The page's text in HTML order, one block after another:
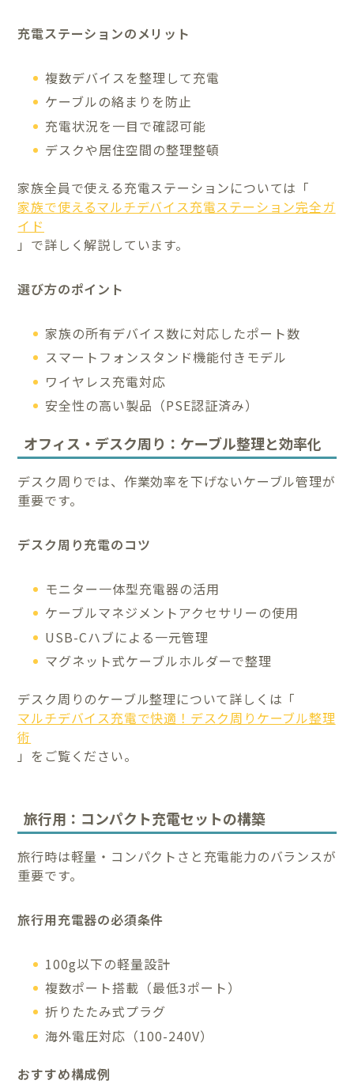
充電ステーションのメリット
複数デバイスを整理して充電
ケーブルの絡まりを防止
充電状況を一目で確認可能
デスクや居住空間の整理整頓
家族全員で使える充電ステーションについては「
家族で使えるマルチデバイス充電ステーション完全ガ
イド
」で詳しく解説しています。
選び方のポイント
家族の所有デバイス数に対応したポート数
スマートフォンスタンド機能付きモデル
ワイヤレス充電対応
安全性の高い製品（PSE認証済み）
オフィス・デスク周り：ケーブル整理と効率化
デスク周りでは、作業効率を下げないケーブル管理が
重要です。
デスク周り充電のコツ
モニター一体型充電器の活用
ケーブルマネジメントアクセサリーの使用
USB-Cハブによる一元管理
マグネット式ケーブルホルダーで整理
デスク周りのケーブル整理について詳しくは「
マルチデバイス充電で快適！デスク周りケーブル整理
術
」をご覧ください。
旅行用：コンパクト充電セットの構築
旅行時は軽量・コンパクトさと充電能力のバランスが
重要です。
旅行用充電器の必須条件
100g以下の軽量設計
複数ポート搭載（最低3ポート）
折りたたみ式プラグ
海外電圧対応（100-240V）
おすすめ構成例